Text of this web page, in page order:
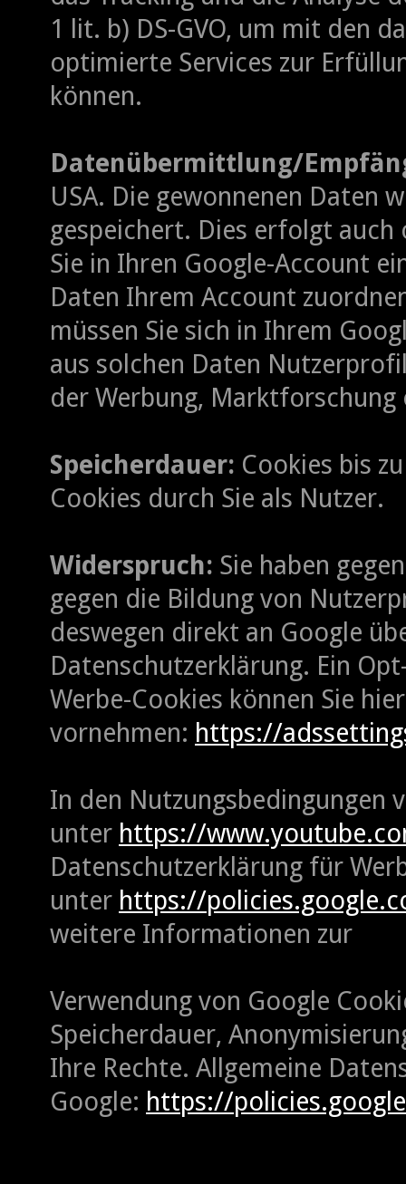
1 lit. b) DS-GVO, um mit den
optimierte Services zur
können.
Datenübermittlung/
USA. Die gewonnenen Daten
gespeichert. Dies erfolgt
Sie in Ihren Google-Account
Daten Ihrem Account
müssen Sie sich in Ihrem
aus solchen Daten
der Werbung,
Speicherdauer: Cookies bis
Cookies durch Sie als Nutzer.
Widerspruch: Sie haben
gegen die Bildung von
deswegen direkt an Google
Datenschutzerklärung. Ein
Werbe-Cookies können Sie
vornehmen: https://
In den Nutzungsbedingungen
unter https://
Datenschutzerklärung für
unter https://
weitere Informationen zur
Verwendung von Google
Speicherdauer,
Ihre Rechte. Allgemeine
Google: https://